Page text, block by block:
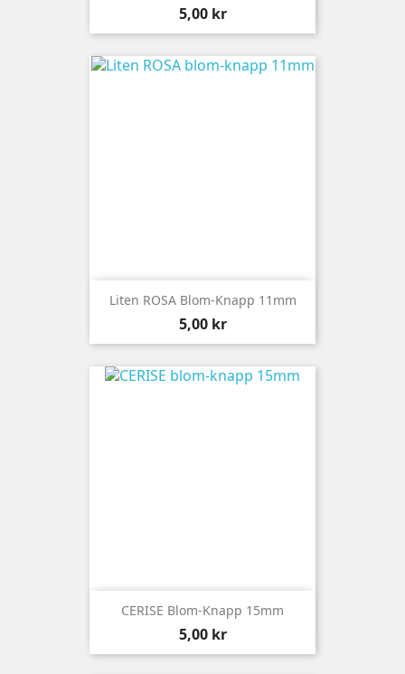
Pris
5,00 kr
Liten ROSA Blom-Knapp 11mm
Pris
5,00 kr
CERISE Blom-Knapp 15mm
Pris
5,00 kr